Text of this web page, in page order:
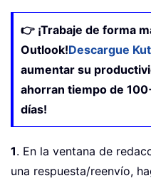
👉 ¡Trabaje de forma
Outlook!Descargue
aumentar su
ahorran tiempo de
días!
1. En la ventana de
una respuesta/reenvío,